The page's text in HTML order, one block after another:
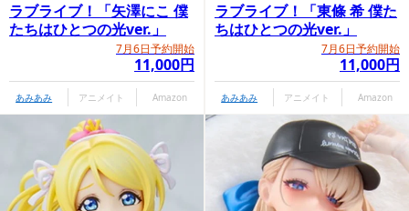
ラブライブ！「矢澤にこ 僕
たちはひとつの光ver.」
7月6日予約開始
11,000円
あみあみ アニメイト Amazon
ラブライブ！「東條 希 僕た
ちはひとつの光ver.」
7月6日予約開始
11,000円
あみあみ アニメイト Amazon